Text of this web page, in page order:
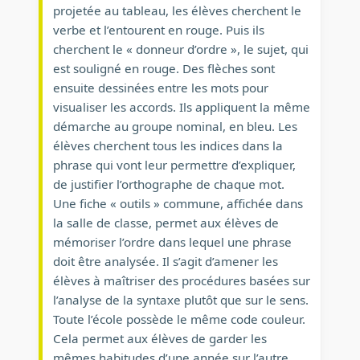
projetée au tableau, les élèves cherchent le
verbe et l’entourent en rouge. Puis ils
cherchent le « donneur d’ordre », le sujet, qui
est souligné en rouge. Des flèches sont
ensuite dessinées entre les mots pour
visualiser les accords. Ils appliquent la même
démarche au groupe nominal, en bleu. Les
élèves cherchent tous les indices dans la
phrase qui vont leur permettre d’expliquer,
de justifier l’orthographe de chaque mot.
Une fiche « outils » commune, affichée dans
la salle de classe, permet aux élèves de
mémoriser l’ordre dans lequel une phrase
doit être analysée. Il s’agit d’amener les
élèves à maîtriser des procédures basées sur
l’analyse de la syntaxe plutôt que sur le sens.
Toute l’école possède le même code couleur.
Cela permet aux élèves de garder les